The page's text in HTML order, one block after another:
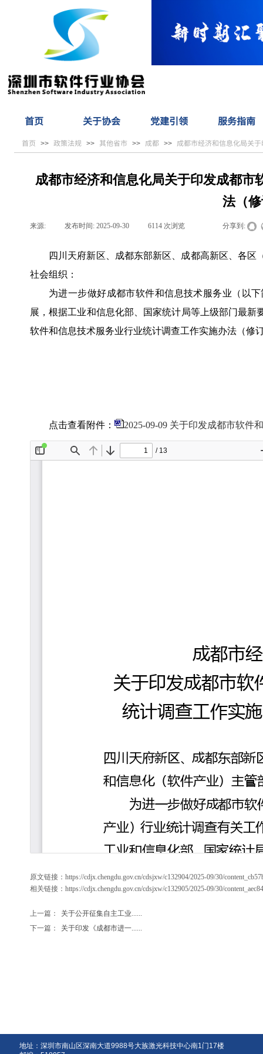
首页 关于协会 党建引领 服务指南
首页 >> 政策法规 >> 其他省市 >> 成都 >> 成都市经济和信息化局关
成都市经济和信息化局关于印发成都市
法（
来源: 发布时间: 2025-09-30 6114 次浏览 分享到:
四川天府新区、成都东部新区、成都高新区、各
社会组织：
为进一步做好成都市软件和信息技术服务业（以
展，根据工业和信息化部、国家统计局等上级部门最
软件和信息技术服务业行业统计调查工作实施办法（修
点击查看附件： 2025-09-09 关于印发成都市软件
原文链接： https://cdjx.chengdu.gov.cn/cdsjxw/c132904/2025-09/30/
相关链接： https://cdjx.chengdu.gov.cn/cdsjxw/c132905/2025-09/30/
上一篇：
关于公开征集自主工业......
下一篇：
关于印发《成都市进一......
地址：深圳市南山区深南大道9988号大族激光科技中心南1门17楼